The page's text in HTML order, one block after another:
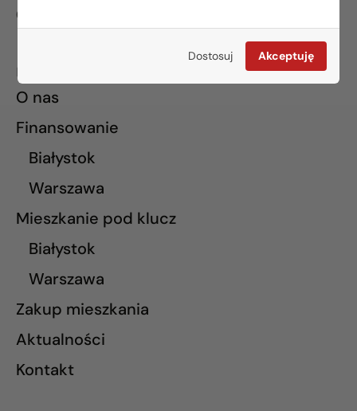
Dostosuj Akceptuję
02-765 Warszawa
INFORMACJE
O nas
Finansowanie
Białystok
Warszawa
Mieszkanie pod klucz
Białystok
Warszawa
Zakup mieszkania
Aktualności
Kontakt